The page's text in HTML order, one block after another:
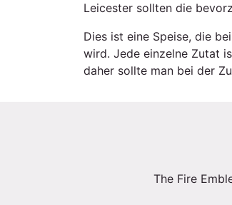
Leicester sollten die
Dies ist eine Speise, die
wird. Jede einzelne Zutat
daher sollte man bei der
The Fire